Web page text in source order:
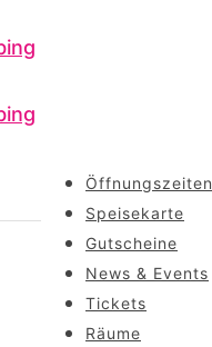
Öffnungszeiten
Speisekarte
Gutscheine
News & Events
Tickets
Räume